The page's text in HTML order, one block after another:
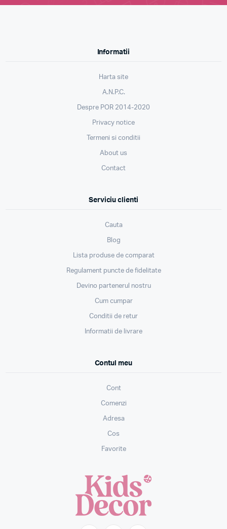
Informatii
Harta site
A.N.P.C.
Despre POR 2014-2020
Privacy notice
Termeni si conditii
About us
Contact
Serviciu clienti
Cauta
Blog
Lista produse de comparat
Regulament puncte de fidelitate
Devino partenerul nostru
Cum cumpar
Conditii de retur
Informatii de livrare
Contul meu
Cont
Comenzi
Adresa
Cos
Favorite